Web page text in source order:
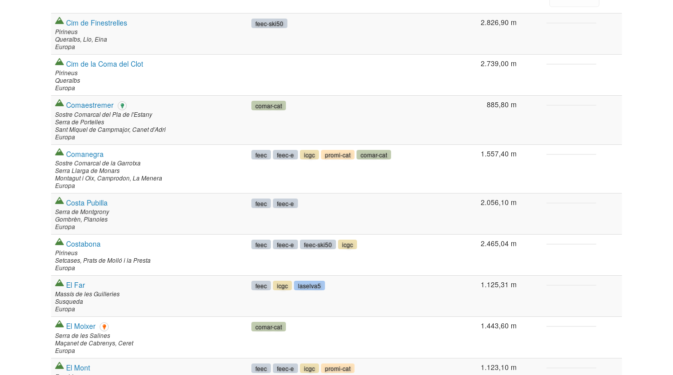
Cim de Finestrelles
Pirineus
Queralbs Llo Eina
Europa
feec-ski50 2.826,90 m
Cim de la Coma del Clot
Pirineus
Queralbs
Europa
2.739,00 m
Comaestremer
Sostre Comarcal del Pla de l'Estany
Serra de Portelles
Sant Miquel de Campmajor Canet d'Adri
Europa
comar-cat 885,80 m
Comanegra
Sostre Comarcal de la Garrotxa
Serra Llarga de Monars
Montagut i Oix Camprodon La Menera
Europa
feec feec-e icgc promi-cat comar-cat 1.557,40 m
Costa Pubilla
Serra de Montgrony
Gombrèn Planoles
Europa
feec feec-e 2.056,10 m
Costabona
Pirineus
Setcases Prats de Molló i la Presta
Europa
feec feec-e feec-ski50 icgc 2.465,04 m
El Far
Massís de les Guilleries
Susqueda
Europa
feec icgc laselva5 1.125,31 m
El Moixer
Serra de les Salines
Maçanet de Cabrenys Ceret
Europa
comar-cat 1.443,60 m
El Mont feec feec-e icgc promi-cat 1.123,10 m